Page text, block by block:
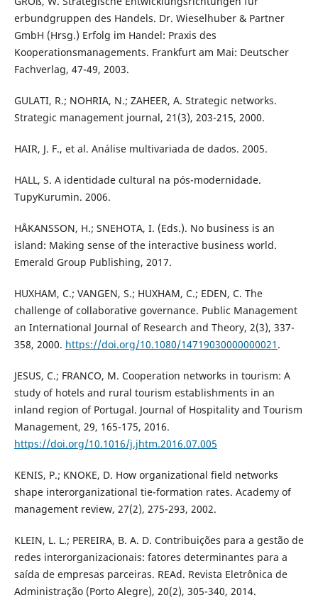
erbundgruppen des Handels. Dr. Wieselhuber & Partner
GmbH (Hrsg.) Erfolg im Handel: Praxis des
Kooperationsmanagements. Frankfurt am Mai: Deutscher
Fachverlag, 47-49, 2003.
GULATI, R.; NOHRIA, N.; ZAHEER, A. Strategic networks.
Strategic management journal, 21(3), 203-215, 2000.
HAIR, J. F., et al. Análise multivariada de dados. 2005.
HALL, S. A identidade cultural na pós-modernidade.
TupyKurumin. 2006.
HÅKANSSON, H.; SNEHOTA, I. (Eds.). No business is an
island: Making sense of the interactive business world.
Emerald Group Publishing, 2017.
HUXHAM, C.; VANGEN, S.; HUXHAM, C.; EDEN, C. The
challenge of collaborative governance. Public Management
an International Journal of Research and Theory, 2(3), 337-
358, 2000. https://doi.org/10.1080/14719030000000021 .
JESUS, C.; FRANCO, M. Cooperation networks in tourism: A
study of hotels and rural tourism establishments in an
inland region of Portugal. Journal of Hospitality and Tourism
Management, 29, 165-175, 2016.
https://doi.org/10.1016/j.jhtm.2016.07.005
KENIS, P.; KNOKE, D. How organizational field networks
shape interorganizational tie-formation rates. Academy of
management review, 27(2), 275-293, 2002.
KLEIN, L. L.; PEREIRA, B. A. D. Contribuições para a gestão de
redes interorganizacionais: fatores determinantes para a
saída de empresas parceiras. REAd. Revista Eletrônica de
Administração (Porto Alegre), 20(2), 305-340, 2014.